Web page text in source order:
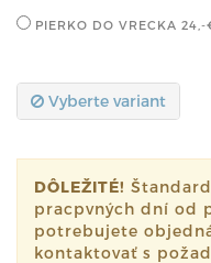
PIERKO DO VRECKA 24,-
Vyberte variant
DÔLEŽITÉ!
pracpvných dní od
potrebujete
kontaktovať s